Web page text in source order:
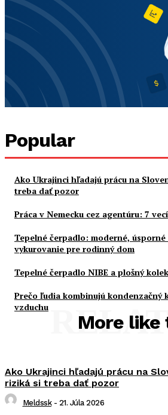
Popular
Ako Ukrajinci hľadajú prácu na
treba dať pozor
Práca v Nemecku cez agentúru: 7
Tepelné čerpadlo: moderné,
vykurovanie pre rodinný dom
Tepelné čerpadlo NIBE a plošný
Prečo ľudia kombinujú kondenzačný
vzduchu
More like
Ako Ukrajinci hľadajú prácu na
riziká si treba dať pozor
Meldssk - 21. Júla 2026